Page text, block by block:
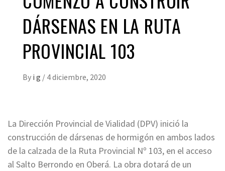
DÁRSENAS EN LA RUTA
PROVINCIAL 103
By i g / 4 diciembre, 2020
La Dirección Provincial de Vialidad (DPV) inició la
construcción de dársenas de hormigón en ambos lados
de la calzada de la Ruta Provincial Nº 103, en el acceso
al Salto Berrondo en Oberá. La obra dotará de un